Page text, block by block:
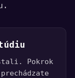
Pokrok